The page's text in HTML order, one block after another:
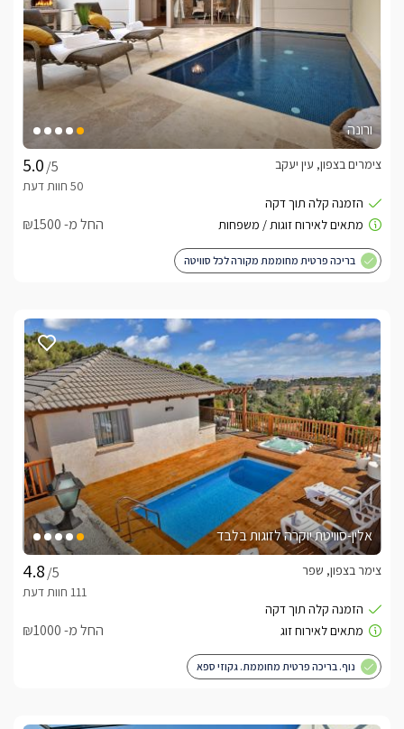
ורונה
/5
צימרים בצפון, עין יעקב
החל מ- ₪1500
בריכה פרטית מחוממת מקורה לכל סוויטה
אלין-סוויטת יוקרה לזוגות בלבד
/5
צימר בצפון, שפר
החל מ- ₪1000
נוף. בריכה פרטית מחוממת. גקוזי ספא